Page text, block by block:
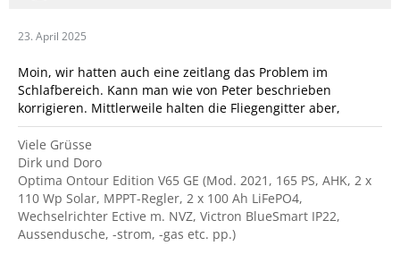
23. April 2025
Moin, wir hatten auch eine zeitlang das Problem im
Schlafbereich. Kann man wie von Peter beschrieben
korrigieren. Mittlerweile halten die Fliegengitter aber,
Viele Grüsse
Dirk und Doro
Optima Ontour Edition V65 GE (Mod. 2021, 165 PS, AHK, 2 x
110 Wp Solar, MPPT-Regler, 2 x 100 Ah LiFePO4,
Wechselrichter Ective m. NVZ, Victron BlueSmart IP22,
Aussendusche, -strom, -gas etc. pp.)